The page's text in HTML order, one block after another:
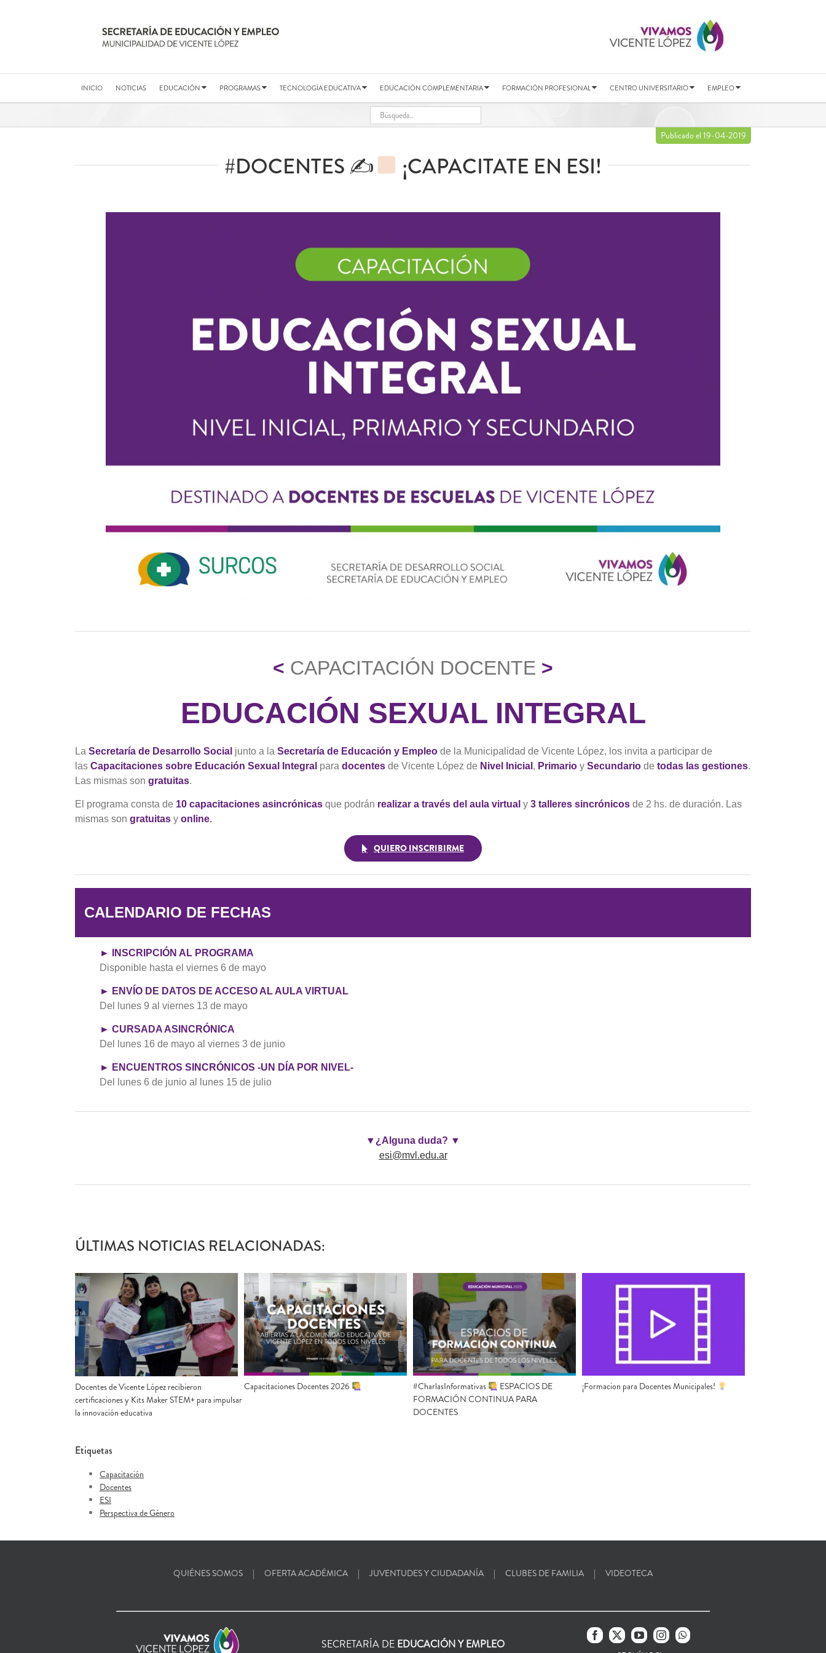
INICIO NOTICIAS EDUCACIÓN PROGRAMAS TECNOLOGÍA EDUCATIVA EDUCACIÓN COMPLEMENTARIA FORMACIÓN PROFESIONAL CENTRO UNIVERSITARIO EMPLEO
Publicado el 19-04-2019
#DOCENTES ✍ ¡CAPACITATE EN ESI!
< CAPACITACIÓN DOCENTE >
EDUCACIÓN SEXUAL INTEGRAL
La Secretaría de Desarrollo Social junto a la Secretaría de Educación y Empleo de la Municipalidad de Vicente López, los invita a participar de
las Capacitaciones sobre Educación Sexual Integral para docentes de Vicente López de Nivel Inicial , Primario y Secundario de todas las gestiones.
Las mismas son gratuitas.
El programa consta de 10 capacitaciones asincrónicas que podrán realizar a través del aula virtual y 3 talleres sincrónicos de 2 hs. de duración. Las
mismas son gratuitas y online.
QUIERO INSCRIBIRME
CALENDARIO DE FECHAS
► INSCRIPCIÓN AL PROGRAMA
Disponible hasta el viernes 6 de mayo
► ENVÍO DE DATOS DE ACCESO AL AULA VIRTUAL
Del lunes 9 al viernes 13 de mayo
► CURSADA ASINCRÓNICA
Del lunes 16 de mayo al viernes 3 de junio
► ENCUENTROS SINCRÓNICOS -UN DÍA POR NIVEL-
Del lunes 6 de junio al lunes 15 de julio
▼¿Alguna duda? ▼
esi@mvl.edu.ar
ÚLTIMAS NOTICIAS RELACIONADAS:
Docentes de Vicente López recibieron
certificaciones y Kits Maker STEM+ para impulsar
la innovación educativa
Capacitaciones Docentes 2026 #CharlasInformativas
ESPACIOS DE
FORMACIÓN CONTINUA PARA
DOCENTES
¡Formacion para Docentes Municipales!
Etiquetas
Capacitación
Docentes
ESI
Perspectiva de Género
QUIÉNES SOMOS OFERTA ACADÉMICA JUVENTUDES Y CIUDADANÍA CLUBES DE FAMILIA VIDEOTECA
SECRETARÍA DE EDUCACIÓN Y EMPLEO